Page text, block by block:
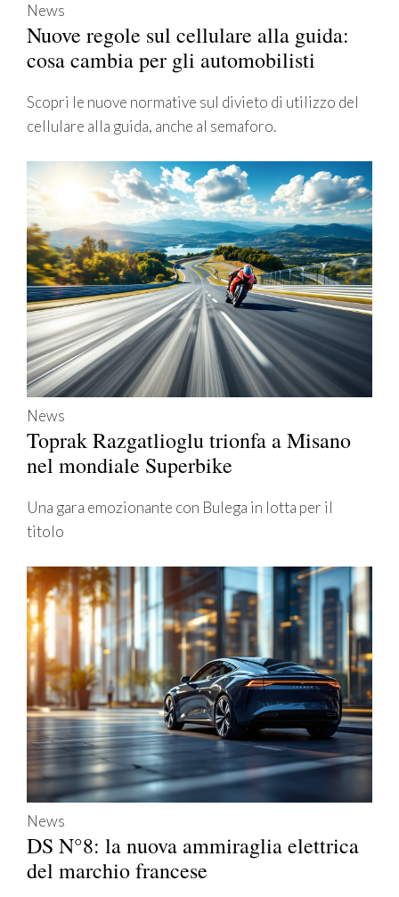
News
Nuove regole sul cellulare alla guida:
cosa cambia per gli automobilisti
Scopri le nuove normative sul divieto di utilizzo del
cellulare alla guida, anche al semaforo.
News
Toprak Razgatlioglu trionfa a Misano
nel mondiale Superbike
Una gara emozionante con Bulega in lotta per il
titolo
News
DS N°8: la nuova ammiraglia elettrica
del marchio francese